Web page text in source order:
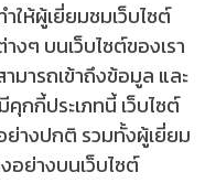
ให้ผู้เยี่ยมชมเว็บไซต์
งๆ บนเว็บไซต์ของเรา
มารถเข้าถึงข้อมูล และ
กกี้ประเภทนี้ เว็บไซต์
ย่างปกติ รวมทั้งผู้เยี่ยม
อย่างบนเว็บไซต์